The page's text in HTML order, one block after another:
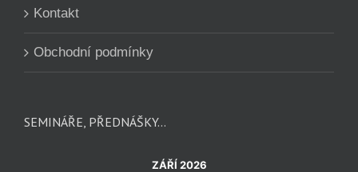
Kontakt
Obchodní podmínky
SEMINÁŘE, PŘEDNÁŠKY…
ZÁŘÍ 2026